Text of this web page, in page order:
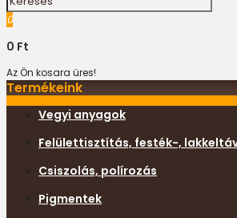
0
0 Ft
Az Ön kosara üres!
Termékeink
Vegyi anyagok
Felülettisztítás, festék-,
Csiszolás, polírozás
Pigmentek